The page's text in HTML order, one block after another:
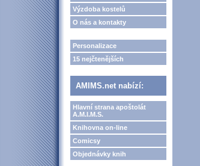
Výzdoba kostelů
O nás a kontakty
Personalizace
15 nejčtenějších
AMIMS.net nabízí:
Hlavní strana apoštolát
A.M.I.M.S.
Knihovna on-line
Comicsy
Objednávky knih